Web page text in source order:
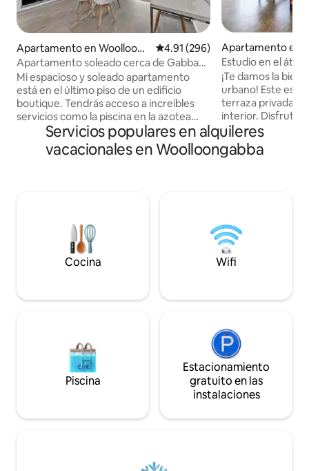
Apartamento en Woolloong
abba
Calificación promedio: 4.91 de
4.91 (296)
Apartamento soleado cerca de Gabba
con piscina en la azotea y vistas a la
ciudad
Mi espacioso y soleado apartamento
está en el último piso de un edificio
boutique. Tendrás acceso a increíbles
servicios como la piscina en la azotea
con vistas espectaculares de 360
grados, además de la zona de barbacoa
independiente. El edificio se encuentra
piscina, explora las infinitas atracciones
que te rodean o pasa un día tranquilo en
el interior disfrutando de los cómodos
muebles, la televisión inteligente y el wifi
Apartamento en
sbane
Estudio en el
la azotea
¡Te damos la
urbano! Este
terraza privada
interior. Disfruta del diseño de planta
abierta con
americana,
Perfecto para
de
inteligente de 55
gratuito y
Servicios populares en alquileres
vacacionales en Woolloongabba
Cocina Wifi
Piscina
Estacionamiento
gratuito en las
instalaciones